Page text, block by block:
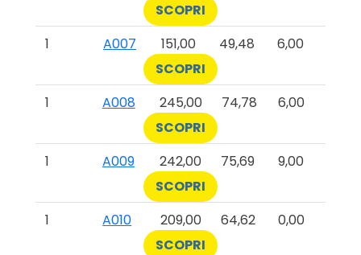
SCOPRI
1
A007 151,00 49,48
6,00
SCOPRI
1
A008 245,00 74,78
6,00
SCOPRI
1
A009 242,00 75,69
9,00
SCOPRI
1
A010 209,00 64,62
0,00
SCOPRI